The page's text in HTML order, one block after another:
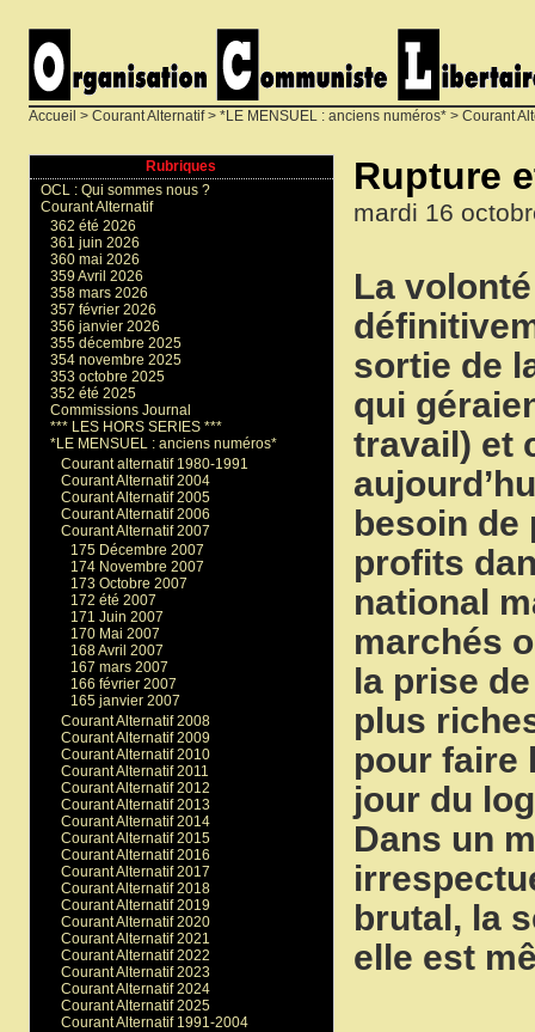
Accueil > Courant Alternatif> *LE MENSUEL : anciens numéros* > Courant
Rupture
mardi 16
La
sortie de
qui
travail) et
besoin de
profits
national
marchés
la prise
plus
pour faire
jour du
Dans un
brutal, la
elle est
Rubriques
OCL : Qui sommes nous ?
Courant Alternatif
362 été 2026
361 juin 2026
360 mai 2026
359 Avril 2026
358 mars 2026
357 février 2026
356 janvier 2026
355 décembre 2025
354 novembre 2025
353 octobre 2025
352 été 2025
Commissions Journal
*** LES HORS SERIES ***
*LE MENSUEL : anciens numéros*
Courant alternatif 1980-1991
Courant Alternatif 2004
Courant Alternatif 2005
Courant Alternatif 2006
Courant Alternatif 2007
175 Décembre 2007
174 Novembre 2007
173 Octobre 2007
172 été 2007
171 Juin 2007
170 Mai 2007
168 Avril 2007
167 mars 2007
166 février 2007
165 janvier 2007
Courant Alternatif 2008
Courant Alternatif 2009
Courant Alternatif 2010
Courant Alternatif 2011
Courant Alternatif 2012
Courant Alternatif 2013
Courant Alternatif 2014
Courant Alternatif 2015
Courant Alternatif 2016
Courant Alternatif 2017
Courant Alternatif 2018
Courant Alternatif 2019
Courant Alternatif 2020
Courant Alternatif 2021
Courant Alternatif 2022
Courant Alternatif 2023
Courant Alternatif 2024
Courant Alternatif 2025
Courant Alternatif 1991-2004